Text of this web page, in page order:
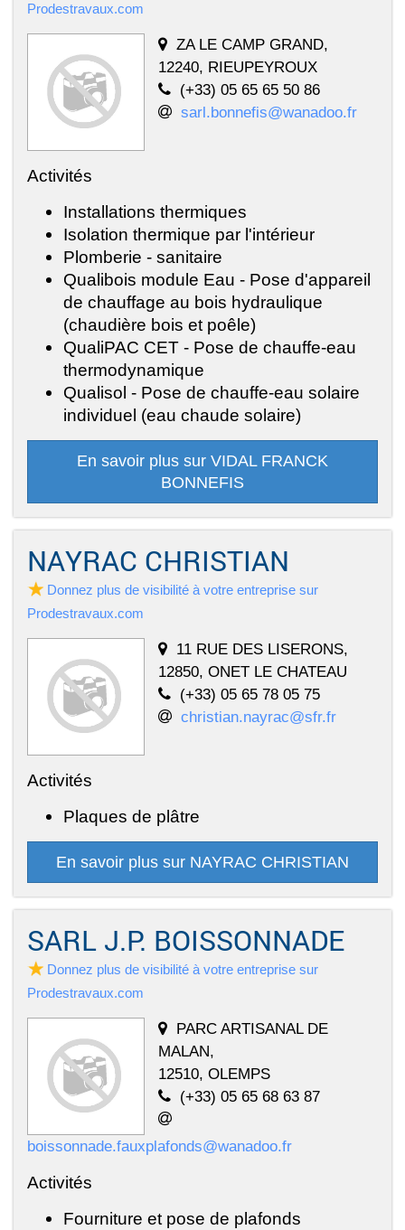
Prodestravaux.com
ZA LE CAMP GRAND,
12240, RIEUPEYROUX
(+33) 05 65 65 50 86
sarl.bonnefis@wanadoo.fr
Activités
Installations thermiques
Isolation thermique par l'intérieur
Plomberie - sanitaire
Qualibois module Eau - Pose d'appareil
de chauffage au bois hydraulique
(chaudière bois et poêle)
QualiPAC CET - Pose de chauffe-eau
thermodynamique
Qualisol - Pose de chauffe-eau solaire
individuel (eau chaude solaire)
En savoir plus sur VIDAL FRANCK
BONNEFIS
NAYRAC CHRISTIAN
Donnez plus de visibilité à votre entreprise sur
Prodestravaux.com
11 RUE DES LISERONS,
12850, ONET LE CHATEAU
(+33) 05 65 78 05 75
christian.nayrac@sfr.fr
Activités
Plaques de plâtre
En savoir plus sur NAYRAC CHRISTIAN
SARL J.P. BOISSONNADE
Donnez plus de visibilité à votre entreprise sur
Prodestravaux.com
PARC ARTISANAL DE
MALAN,
12510, OLEMPS
(+33) 05 65 68 63 87
boissonnade.fauxplafonds@wanadoo.fr
Activités
Fourniture et pose de plafonds